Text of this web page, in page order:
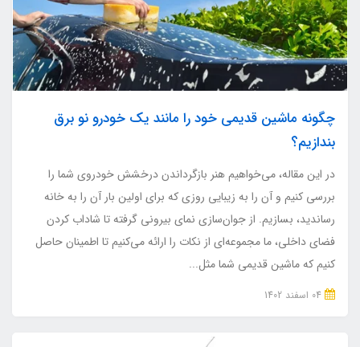
چگونه ماشین قدیمی خود را مانند یک خودرو نو برق
بندازیم؟
در این مقاله، می‌خواهیم هنر بازگرداندن درخشش خودروی شما را
بررسی کنیم و آن را به زیبایی روزی که برای اولین بار آن را به خانه
رساندید، بسازیم. از جوان‌سازی نمای بیرونی گرفته تا شاداب کردن
فضای داخلی، ما مجموعه‌ای از نکات را ارائه می‌کنیم تا اطمینان حاصل
کنیم که ماشین قدیمی شما مثل...